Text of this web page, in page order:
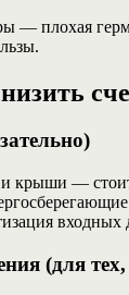
— плохая
крыши —
(для тех,